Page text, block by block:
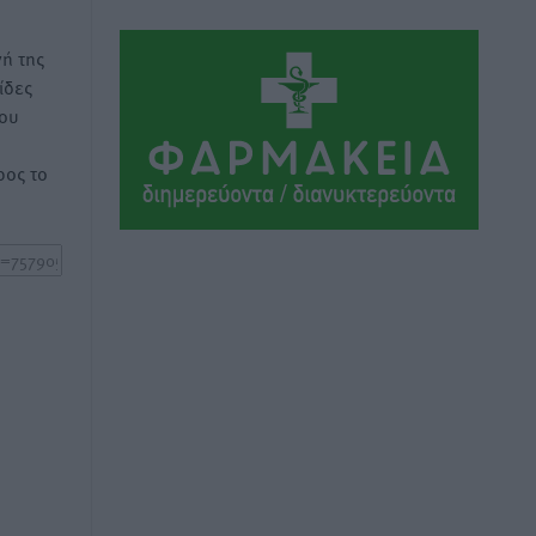
της
το
Το εκλογικό ρολόι του Μαξίμου χτυπά
τέλη Μαΐου του 2027
πριν 4 ώρες
ΦΟΔΣΑ Νοτίου Αιγαίου: «Δεν ζητάμε
ασυλία – ζητάμε θεσμική προστασία